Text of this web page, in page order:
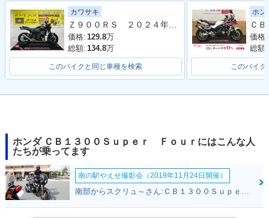
2023年 CB1300 SU
PER FOUR・カラー
チェンジ
2023年 CB1300 SU
PER FOUR SP 30t
h Anniversary・特
別・限定仕様
2023年 CB1300 SU
PER FOUR SP・カ
ラーチェンジ
2021年 CB1300 SU
PER FOUR SP・マ
イナーチェンジ
PER FOUR・マイナ
2020年 CB1300 SU
PER FOUR SP・カ
カワサキ
Ｚ９００ＲＳ ２０２４年モデル 社外フルエキマフラー フェンダーレス ラジエーターカバー タンデムバー シート カスタム多数
価格: 129.8万
総額: 134.8万
このバイクと同じ車種を検索
ホン
価格:
総額:
このバイク
ホンダ ＣＢ１３００Ｓｕｐｅｒ Ｆｏｕｒにはこんな人
たちが乗ってます
南の駅やえせ撮影会（2019年11月24日開催）